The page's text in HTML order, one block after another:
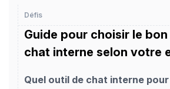
Défis
Guide pour choisir le
chat interne selon votre
Quel outil de chat interne